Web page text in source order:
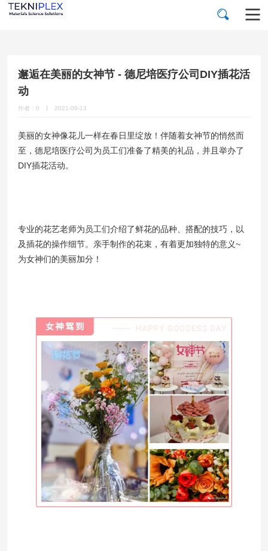
邂逅在美丽的女神节 - 德尼培医疗公司DIY插花活
动
作者：0 2021-09-13
美丽的女神像花儿一样在春日里绽放！伴随着女神节的悄然而
至，德尼培医疗公司为员工们准备了精美的礼品，并且举办了
DIY插花活动。
专业的花艺老师为员工们介绍了鲜花的品种、搭配的技巧，以
及插花的操作细节。亲手制作的花束，有着更加独特的意义~
为女神们的美丽加分！